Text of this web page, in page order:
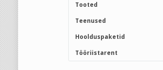
Tooted
Teenused
Hoolduspaketid
Tööriistarent